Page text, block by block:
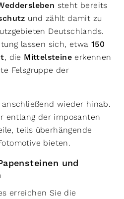
steht bereits
und zählt damit zu
Deutschlands.
lassen sich, etwa 150
, die Mittelsteine erkennen
Felsgruppe der
wieder hinab.
entlang der imposanten
teils überhängende
bieten.
und
erreichen Sie die